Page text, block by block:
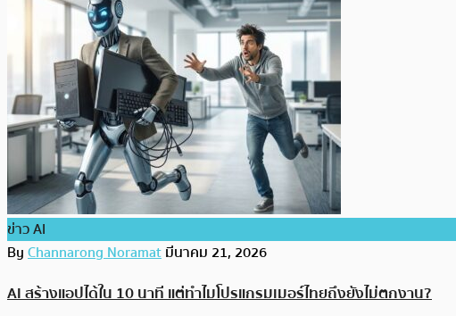
ข่าว AI
ByChannarong Noramatมีนาคม 21, 2026
AI สร้างแอปได้ใน 10 นาที แต่ทำไมโปรแกรมเมอร์ไทยถึงยังไม่ตกงาน?